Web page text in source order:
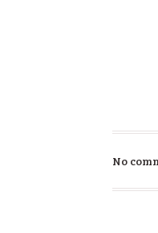
No